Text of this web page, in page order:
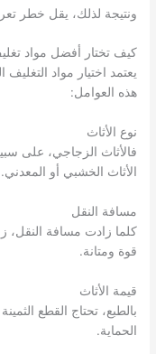
ونتيجة لذلك، يقل خطر
كيف تختار أفضل مواد
يعتمد اختيار مواد
هذه العوامل:
نوع الأثاث
فالأثاث الزجاجي، على
الأثاث الخشبي أو المعدني.
مسافة النقل
كلما زادت مسافة النقل،
قوة ومتانة.
قيمة الأثاث
بالطبع، تحتاج القطع
الحماية.